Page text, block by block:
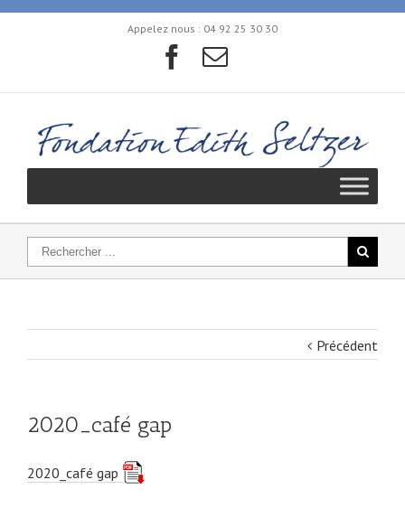
Appelez nous : 04 92 25 30 30
Précédent
2020_café gap
2020_café gap